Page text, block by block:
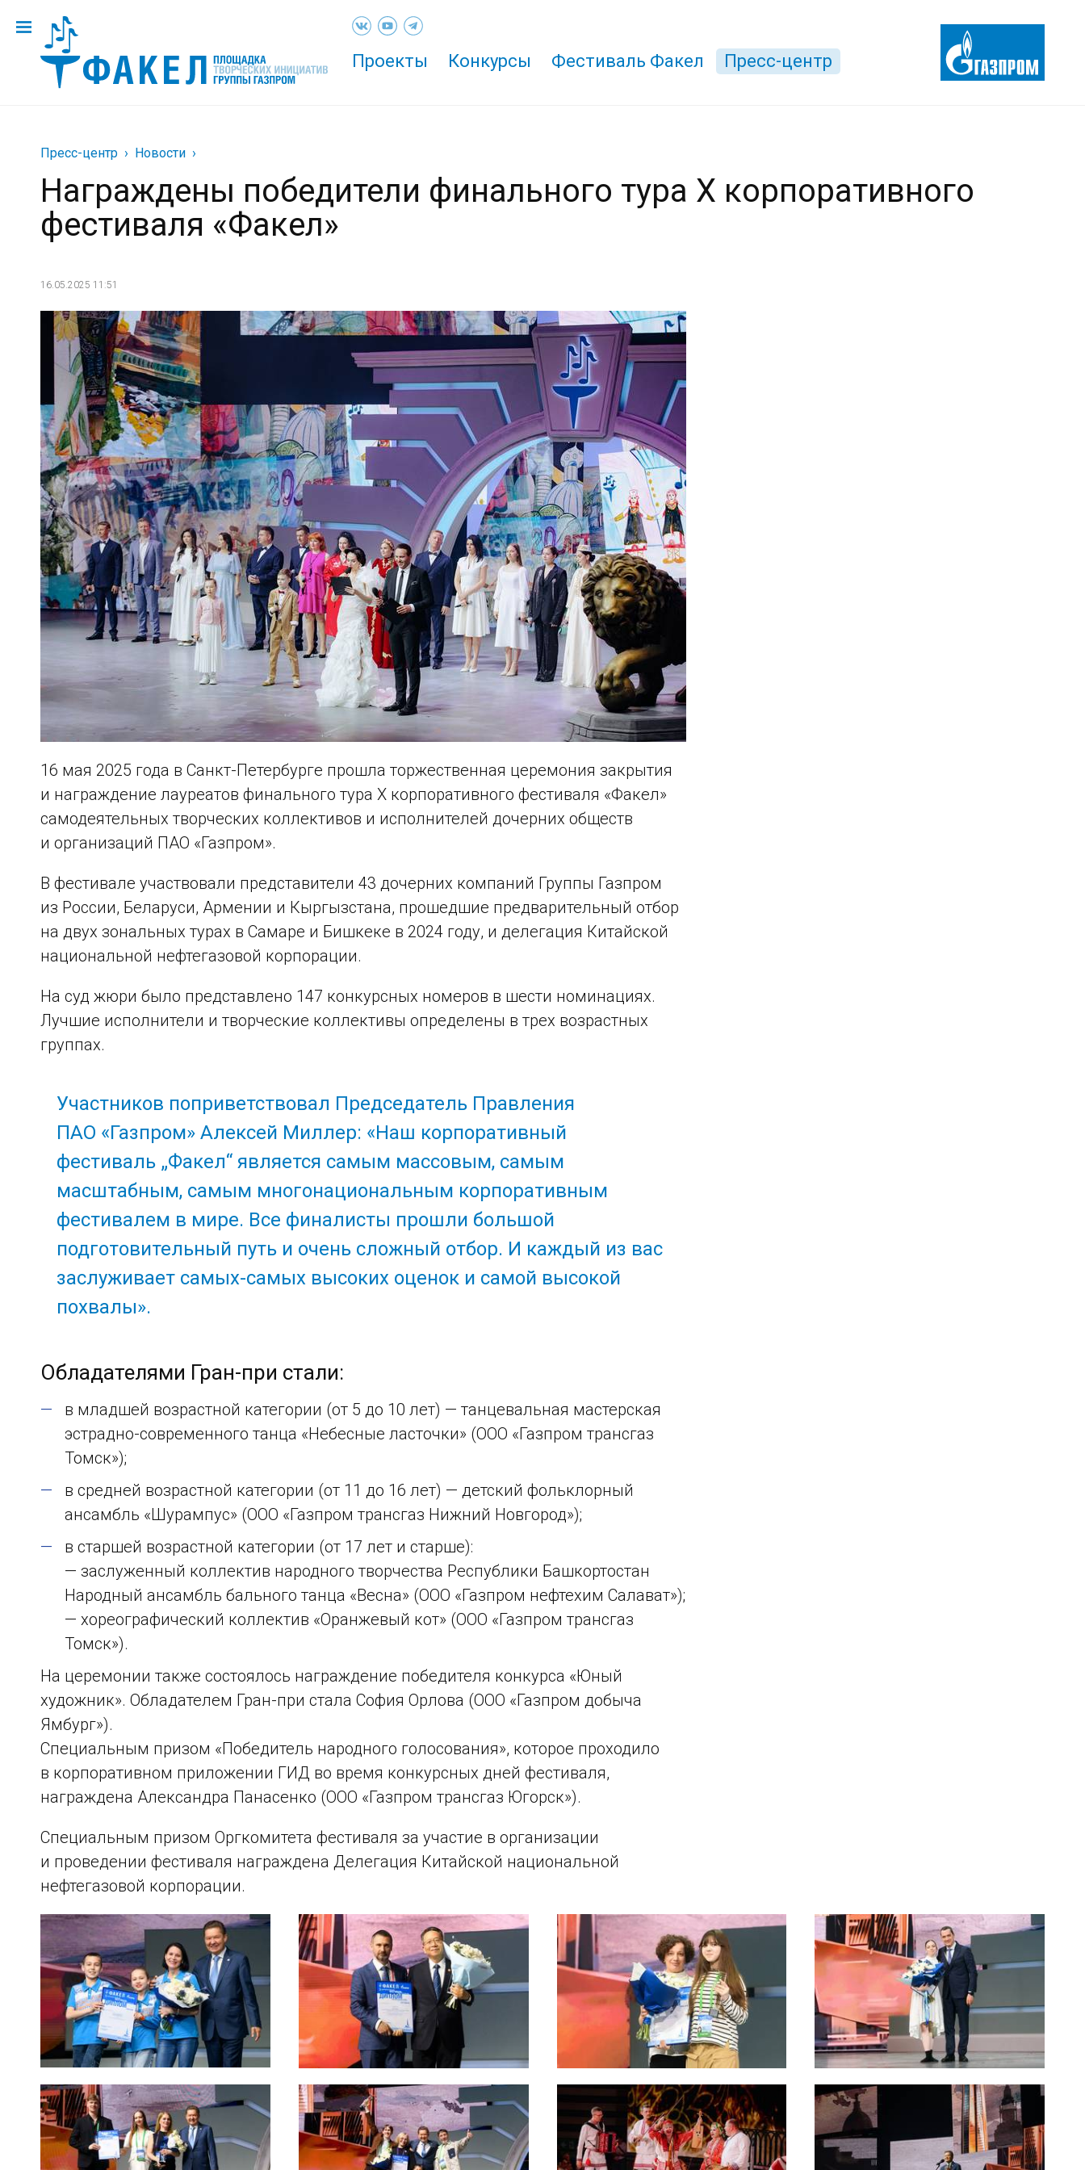
Проекты Конкурсы Фестиваль Факел Пресс-центр
Пресс-центр Новости
Награждены победители финального тура X корпоративного
фестиваля «Факел»
16.05.2025 11:51
16 мая 2025 года в Санкт-Петербурге прошла торжественная церемония закрытия
и награждение лауреатов финального тура X корпоративного фестиваля «Факел»
самодеятельных творческих коллективов и исполнителей дочерних обществ
и организаций ПАО «Газпром».
В фестивале участвовали представители 43 дочерних компаний Группы Газпром
из России, Беларуси, Армении и Кыргызстана, прошедшие предварительный отбор
на двух зональных турах в Самаре и Бишкеке в 2024 году, и делегация Китайской
национальной нефтегазовой корпорации.
На суд жюри было представлено 147 конкурсных номеров в шести номинациях.
Лучшие исполнители и творческие коллективы определены в трех возрастных
группах.
Участников поприветствовал Председатель Правления
ПАО «Газпром» Алексей Миллер: «Наш корпоративный
фестиваль „Факел“ является самым массовым, самым
масштабным, самым многонациональным корпоративным
фестивалем в мире. Все финалисты прошли большой
подготовительный путь и очень сложный отбор. И каждый из вас
заслуживает самых-самых высоких оценок и самой высокой
похвалы».
Обладателями Гран-при стали:
в младшей возрастной категории (от 5 до 10 лет) — танцевальная мастерская
эстрадно-современного танца «Небесные ласточки» (ООО «Газпром трансгаз
Томск»);
в средней возрастной категории (от 11 до 16 лет) — детский фольклорный
ансамбль «Шурампус» (ООО «Газпром трансгаз Нижний Новгород»);
в старшей возрастной категории (от 17 лет и старше):
— заслуженный коллектив народного творчества Республики Башкортостан
Народный ансамбль бального танца «Весна» (ООО «Газпром нефтехим Салават»);
— хореографический коллектив «Оранжевый кот» (ООО «Газпром трансгаз
Томск»).
На церемонии также состоялось награждение победителя конкурса «Юный
художник». Обладателем Гран-при стала София Орлова (ООО «Газпром добыча
Ямбург»).
Специальным призом «Победитель народного голосования», которое проходило
в корпоративном приложении ГИД во время конкурсных дней фестиваля,
награждена Александра Панасенко (ООО «Газпром трансгаз Югорск»).
Специальным призом Оргкомитета фестиваля за участие в организации
и проведении фестиваля награждена Делегация Китайской национальной
нефтегазовой корпорации.